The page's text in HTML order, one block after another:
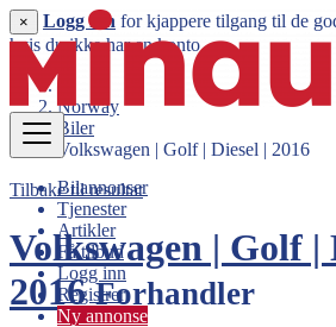
Bilannonser
Tjenester
Artikler
Få tilbud
Logg inn
Registrer
Ny annonse
× Logg inn for kjappere tilgang til de
hvis du ikke har en konto.
Norway
Biler
Volkswagen | Golf | Diesel | 2016
Tilbake til resultat
Volkswagen | Golf |
2016Forhandler